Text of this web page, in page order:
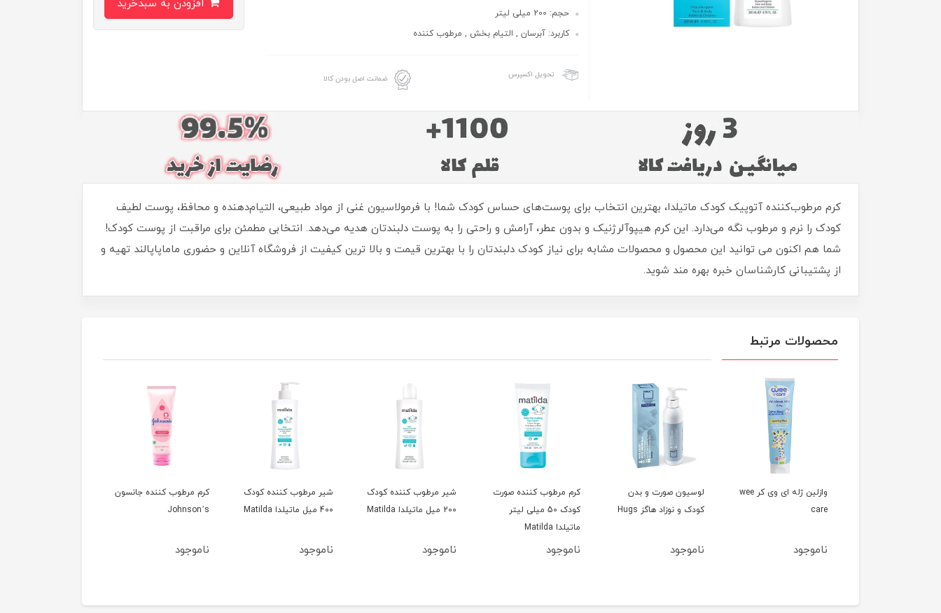
حجم: 200 میلی لیتر
کاربرد: آبرسان , التیام بخش , مرطوب کننده
تحویل اکسپرس ضمانت اصل بودن کالا
کرم مرطوب‌کننده آتوپیک کودک ماتیلدا، بهترین انتخاب برای پوست‌های حساس کودک شما! با فرمولاسیون غنی از مواد طبیعی، التیام‌دهنده و محافظ، پوست لطیف
کودک را نرم و مرطوب نگه می‌دارد. این کرم هیپوآلرژنیک و بدون عطر، آرامش و راحتی را به پوست دلبندتان هدیه می‌دهد. انتخابی مطمئن برای مراقبت از پوست کودک!
شما هم اکنون می توانید این محصول و محصولات مشابه برای نیاز کودک دلبندتان را با بهترین قیمت و بالا ترین کیفیت از فروشگاه آنلاین و حضوری ماماپاپالند تهیه و
از پشتیبانی کارشناسان خبره بهره مند شوید.
محصولات مرتبط
وازلین ژله ای وی کر wee
care
ناموجود
لوسیون صورت و بدن
کودک و نوزاد هاگز Hugs
ناموجود
کرم مرطوب کننده صورت
کودک 50 میلی لیتر
ماتیلدا Matilda
ناموجود
شیر مرطوب کننده کودک
200 میل ماتیلدا Matilda
ناموجود
شیر مرطوب کننده کودک
400 میل ماتیلدا Matilda
ناموجود
کرم مرطوب کننده جانسون
Johnson’s
ناموجود